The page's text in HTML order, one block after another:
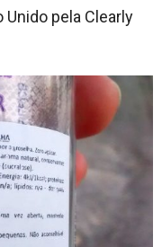
pela Clearly